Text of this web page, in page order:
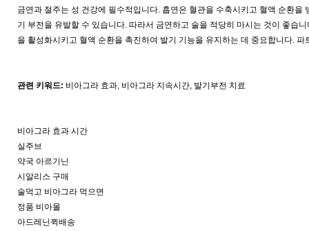
금연과 절주는 성 건강에 필수적입니다. 흡연은 혈관을 수축시키고 혈액 순환
기 부전을 유발할 수 있습니다. 따라서 금연하고 술을 적당히 마시는 것이 좋습
을 활성화시키고 혈액 순환을 촉진하여 발기 기능을 유지하는 데 중요합니다.
관련 키워드: 비아그라 효과, 비아그라 지속시간, 발기부전 치료
비아그라 효과 시간
실주브
약국 아르기닌
시알리스 구매
술먹고 비아그라 먹으면
정품 비아몰
아드레닌퀵배송